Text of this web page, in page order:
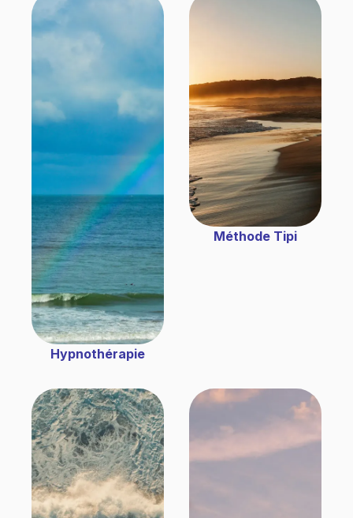
Hypnothérapie
Méthode Tipi